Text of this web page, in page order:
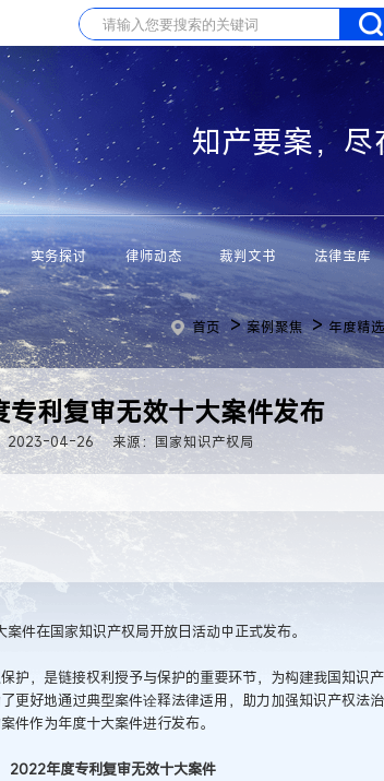
知产要案，尽
实务探讨 律师动态 裁判文书 法律宝库
首页 >案例聚焦 >年度精选
专利复审无效十大案件发布
2023-04-26 来源：国家知识产权局
件在国家知识产权局开放日活动中正式发布。
护，是链接权利授予与保护的重要环节，为构建我国知识
更好地通过典型案件诠释法律适用，助力加强知识产权法
件作为年度十大案件进行发布。
2022年度专利复审无效十大案件